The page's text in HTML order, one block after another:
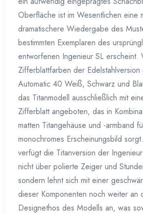
Oberfläche ist im Wesentlichen eine
dramatischere Wiedergabe des
bestimmten Exemplaren des
entworfenen Ingenieur SL erscheint.
Zifferblattfarben der
Automatic 40 Weiß, Schwarz und
das Titanmodell ausschließlich mit
Zifferblatt angeboten, das in
matten Titangehäuse und -armband
monochromes Erscheinungsbild
verfügt die Titanversion der
nicht über polierte Zeiger und
sondern lehnt sich mit einer
dieser Komponenten noch weiter an
Designethos des Modells an, was